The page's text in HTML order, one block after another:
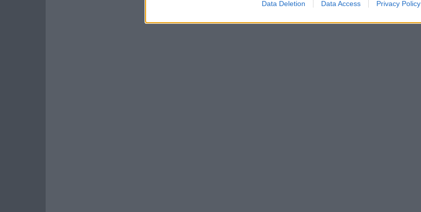
Data Deletion Data Access Privacy Policy